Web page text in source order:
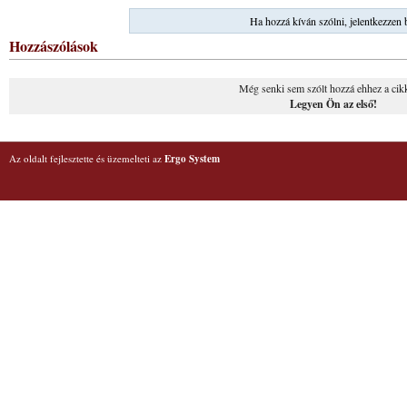
Ha hozzá kíván szólni, jelentkezzen
Hozzászólások
Még senki sem szólt hozzá ehhez a
Legyen Ön az első!
Az oldalt fejlesztette és üzemelteti az Ergo System